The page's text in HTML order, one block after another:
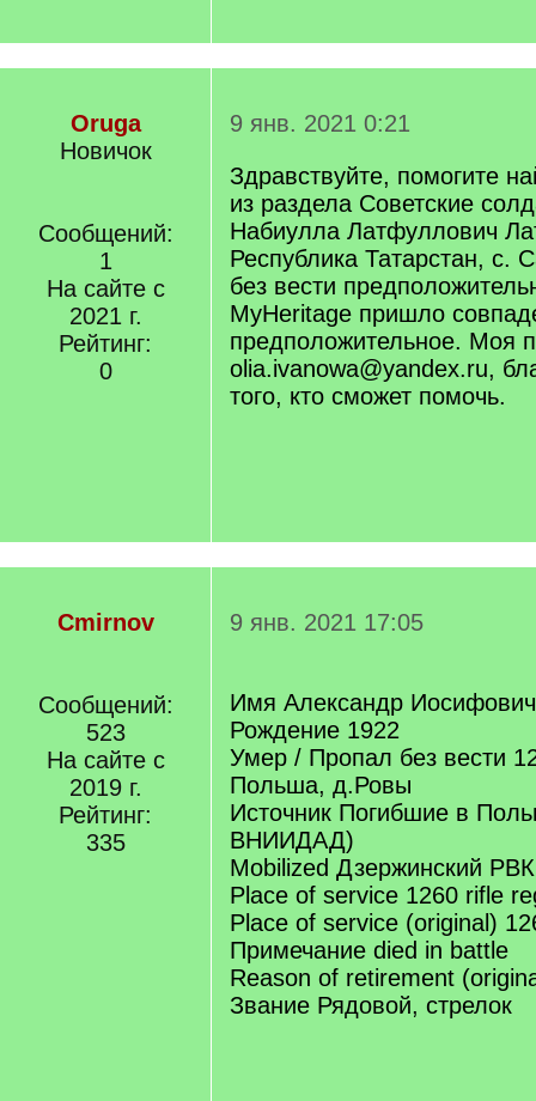
Oruga
Новичок
Сообщений:
1
На сайте с
2021 г.
Рейтинг:
0
9 янв. 2021 0:21
Здравствуйте, помогите
из раздела Советские
Набиулла Латфуллович
Республика Татарстан, с.
без вести
MyHeritage пришло
предположительное. Моя
olia.ivanowa@yandex.ru,
того, кто сможет помочь.
Cmirnov
Сообщений:
523
На сайте с
2019 г.
Рейтинг:
335
9 янв. 2021 17:05
Имя Александр
Рождение 1922
Умер / Пропал без вести
Польша, д.Ровы
Источник Погибшие в
ВНИИДАД)
Mobilized Дзержинский РВК
Place of service 1260 rifle
Place of service (original)
Примечание died in battle
Reason of retirement
Звание Рядовой, стрелок